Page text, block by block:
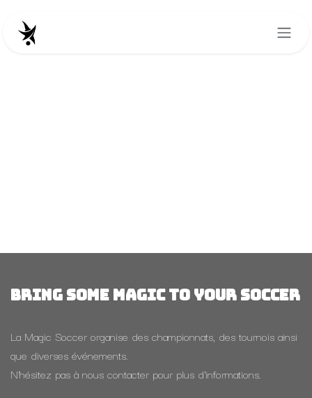
BRING SOME MAGIC TO YOUR SOCCER
La Magic Soccer organise des championnats, des tournois ainsi
que diverses événements.
N'hésitez pas à nous contacter pour plus d'informations.